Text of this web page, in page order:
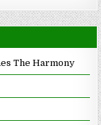
The Harmony